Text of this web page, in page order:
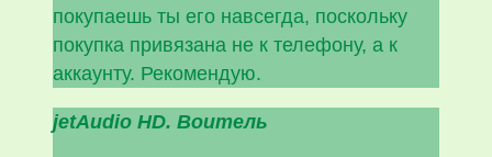
покупаешь ты его навсегда, поскольку
покупка привязана не к телефону, а к
аккаунту. Рекомендую.
jetAudio HD. Воитель